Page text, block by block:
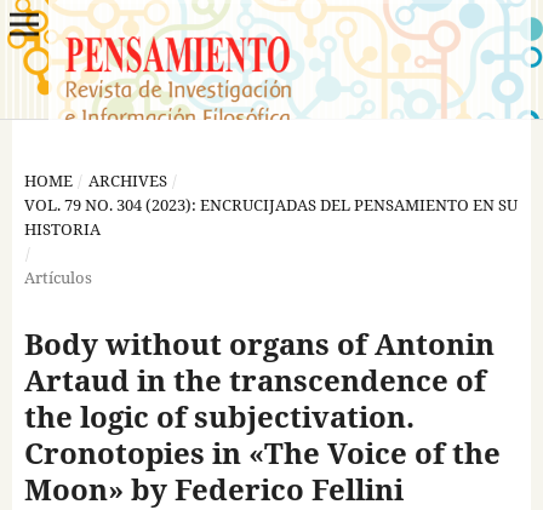
HOME / ARCHIVES /
VOL. 79 NO. 304 (2023): ENCRUCIJADAS DEL PENSAMIENTO EN SU
HISTORIA
/
Artículos
Body without organs of Antonin
Artaud in the transcendence of
the logic of subjectivation.
Cronotopies in «The Voice of the
Moon» by Federico Fellini